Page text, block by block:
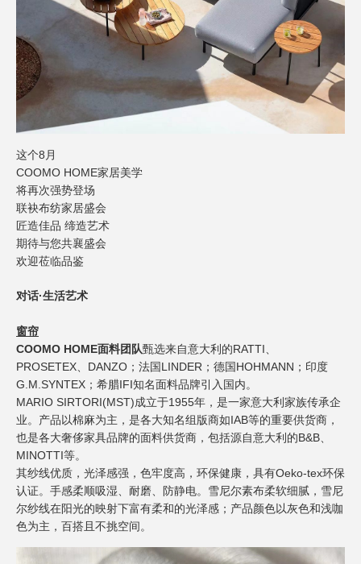
这个8月
COOMO HOME家居美学
将再次强势登场
联袂布纺家居盛会
匠造佳品 缔造艺术
期待与您共襄盛会
欢迎莅临品鉴
对话·生活艺术
窗帘
COOMO HOME面料团队甄选来自意大利的RATTI
PROSETEX
DANZO ；法国LINDER ；德国HOHMANN ；印度
G.M.SYNTEX ；希腊IFI知名面料品牌引入国内。
MARIO SIRTORI(MST)成立于1955年，是一家意大利家族传承企
业。产品以棉麻为主，是各大知名组版商如IAB等的重要供货商，
也是各大奢侈家具品牌的面料供货商，包括源自意大利的B&B
MINOTTI等。
其纱线优质，光泽感强，色牢度高，环保健康，具有Oeko-tex环保
认证。手感柔顺吸湿、耐磨、防静电。雪尼尔素布柔软细腻，雪尼
尔纱线在阳光的映射下富有柔和的光泽感；产品颜色以灰色和浅咖
色为主，百搭且不挑空间。